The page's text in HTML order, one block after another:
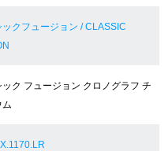
ご希望の方
ックフュージョン / CLASSIC
ック フュージョン クロノグラフ チ
ム